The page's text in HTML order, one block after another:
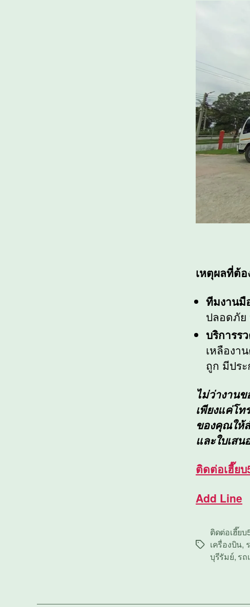
เหตุผลที่ต้อ
ทีมงานมื
ปลอดภัย
บริการร
เหลืองา
ถูก มีปร
ไม่ว่างาน
เพียงแค่โท
ของคุณให้
และใบเส
ติดต่อเฮี๊ย
Add Line
Tags
ติดต่อเฮี๊ย
เครื่องบิน,
บุรีรัมย์, รถ